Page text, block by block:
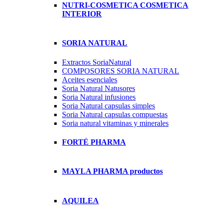
NUTRI-COSMETICA COSMETICA
INTERIOR
SORIA NATURAL
Extractos SoriaNatural
COMPOSORES SORIA NATURAL
Aceites esenciales
Soria Natural Natusores
Soria Natural infusiones
Soria Natural capsulas simples
Soria Natural capsulas compuestas
Soria natural vitaminas y minerales
FORTÉ PHARMA
MAYLA PHARMA productos
AQUILEA